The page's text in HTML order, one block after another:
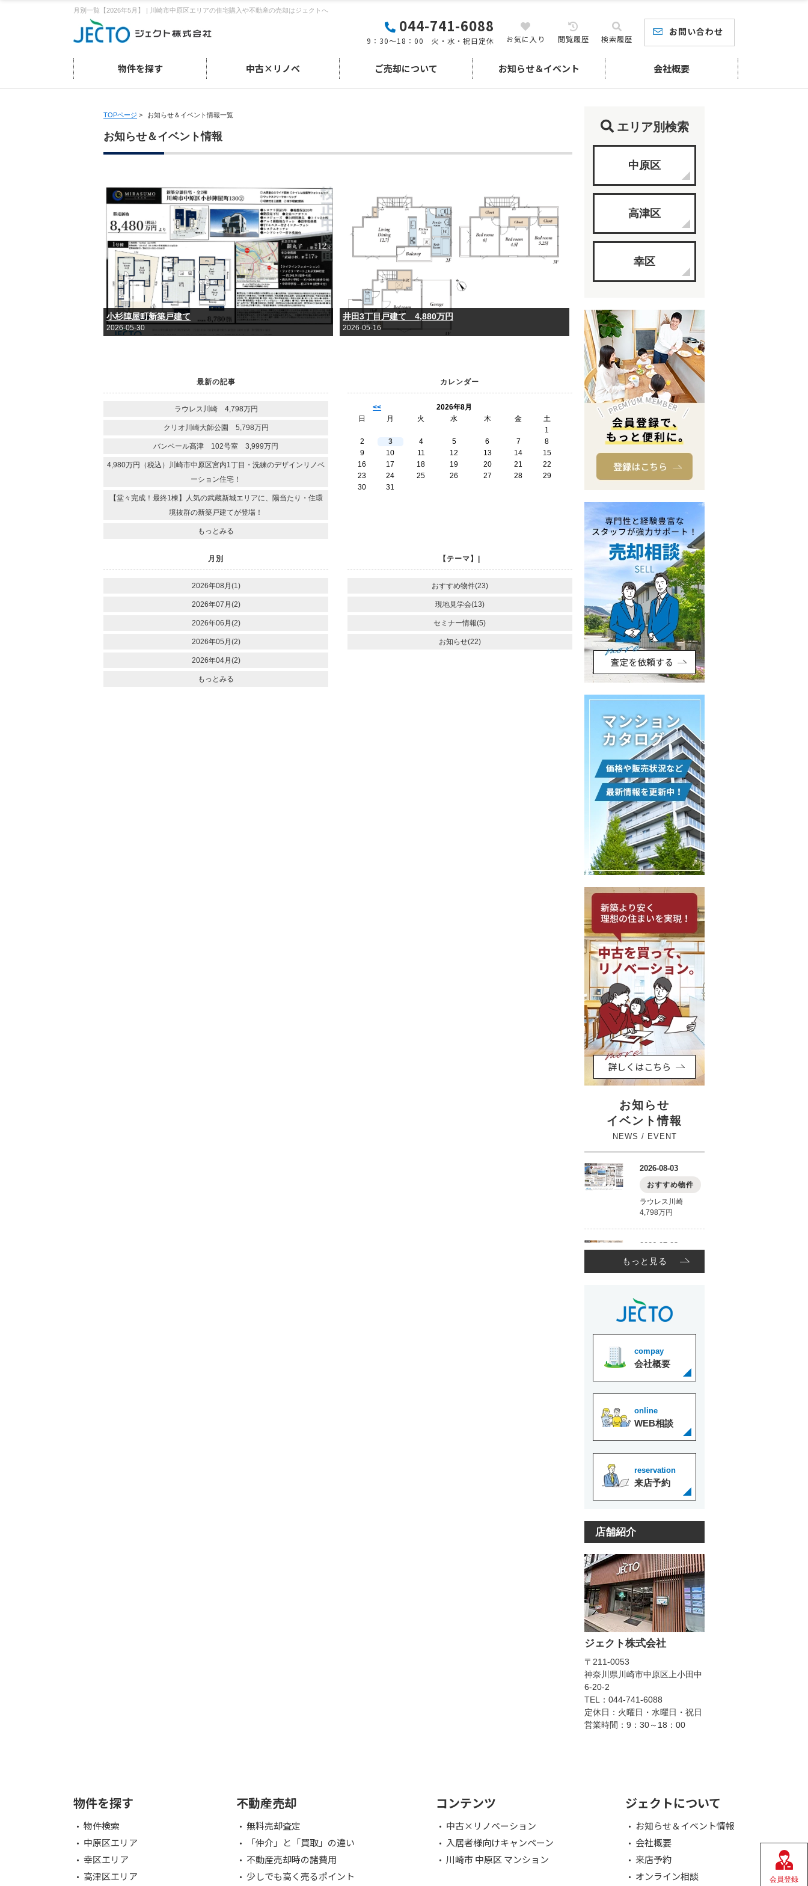
月別一覧【2026年5月】 | 川崎市中原区エリアの住宅購入や不動産の売却はジェクトへ
044-741-6088
9：30～18：00 火・水・祝日定休 お気に入り 閲覧履歴 検索履歴
お問い合わせ
物件を探す 中古×リノベ ご売却について お知らせ＆イベント 会社概要
TOPページ > お知らせ＆イベント情報一覧
お知らせ＆イベント情報
小杉陣屋町新築戸建て
2026-05-30
井田3丁目戸建て 4,880万円
2026-05-16
最新の記事
ラウレス川崎 4,798万円
クリオ川崎大師公園 5,798万円
バンベール高津 102号室 3,999万円
4,980万円（税込）川崎市中原区宮内1丁目・洗練のデザインリノベ
ーション住宅！
【堂々完成！最終1棟】人気の武蔵新城エリアに、陽当たり・住環
境抜群の新築戸建てが登場！
もっとみる
カレンダー
<<
2026年8月
日
月 火 水 木 金
土
1
2
3 4 5 6 7
8
9
10 11 12 13 14
15
16
17 18 19 20 21
22
23
24 25 26 27 28
29
30
31
月別
2026年08月(1)
2026年07月(2)
2026年06月(2)
2026年05月(2)
2026年04月(2)
もっとみる
【テーマ】|
おすすめ物件(23)
現地見学会(13)
セミナー情報(5)
お知らせ(22)
エリア別検索
中原区
高津区
幸区
お知らせ
イベント情報
NEWS / EVENT
もっと見る
compay
会社概要
online
WEB相談
reservation
来店予約
店舗紹介
ジェクト株式会社
〒211-0053
神奈川県川崎市中原区上小田中
6-20-2
TEL：044-741-6088
定休日：火曜日・水曜日・祝日
営業時間：9：30～18：00
会員登録
物件を探す
物件検索
中原区エリア
幸区エリア
高津区エリア
不動産売却
無料売却査定
「仲介」と「買取」の違い
不動産売却時の諸費用
少しでも高く売るポイント
コンテンツ
中古×リノベーション
入居者様向けキャンペーン
川崎市 中原区 マンション
ジェクトについて
お知らせ＆イベント情報
会社概要
来店予約
オンライン相談